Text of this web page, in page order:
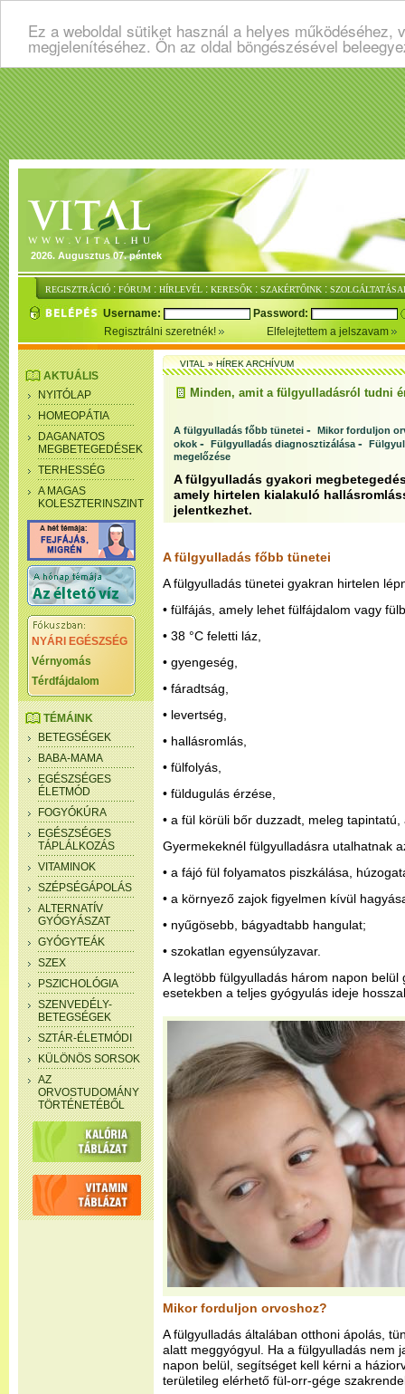
Ez a weboldal sütiket használ a helyes
megjelenítéséhez. Ön az oldal böngészésével
2026. Augusztus 07. péntek
REGISZTRÁCIÓ : FÓRUM : HÍRLEVÉL : KERESŐK : SZAKÉRTŐINK :
Username:
Password:
Regisztrálni szeretnék!
Elfelejtettem a jelszavam
AKTUÁLIS
NYITÓLAP
HOMEOPÁTIA
DAGANATOS
MEGBETEGEDÉSEK
TERHESSÉG
A MAGAS
KOLESZTERINSZINT
NYÁRI EGÉSZSÉG
Vérnyomás
Térdfájdalom
TÉMÁINK
BETEGSÉGEK
BABA-MAMA
EGÉSZSÉGES
ÉLETMÓD
FOGYÓKÚRA
EGÉSZSÉGES
TÁPLÁLKOZÁS
VITAMINOK
SZÉPSÉGÁPOLÁS
ALTERNATÍV
GYÓGYÁSZAT
GYÓGYTEÁK
SZEX
PSZICHOLÓGIA
SZENVEDÉLY-
BETEGSÉGEK
SZTÁR-ÉLETMÓDI
KÜLÖNÖS SORSOK
AZ
ORVOSTUDOMÁNY
TÖRTÉNETÉBŐL
VITAL»HÍREK ARCHÍVUM
Minden, amit a fülgyulladásról tudni
A fülgyulladás főbb tünetei - Mikor forduljon
okok - Fülgyulladás diagnosztizálása -
megelőzése
A fülgyulladás gyakori
amely hirtelen kialakuló
jelentkezhet.
A fülgyulladás főbb tünetei
A fülgyulladás tünetei gyakran hirtelen
• fülfájás, amely lehet fülfájdalom vagy
• 38 °C feletti láz,
• gyengeség,
• fáradtság,
• levertség,
• hallásromlás,
• fülfolyás,
• füldugulás érzése,
• a fül körüli bőr duzzadt, meleg
Gyermekeknél fülgyulladásra utalhatnak
• a fájó fül folyamatos piszkálása,
• a környező zajok figyelmen kívül
• nyűgösebb, bágyadtabb hangulat;
• szokatlan egyensúlyzavar.
A legtöbb fülgyulladás három napon belül
esetekben a teljes gyógyulás ideje
Mikor forduljon orvoshoz?
A fülgyulladás általában otthoni ápolás,
alatt meggyógyul. Ha a fülgyulladás nem
napon belül, segítséget kell kérni a
területileg elérhető fül-orr-gége